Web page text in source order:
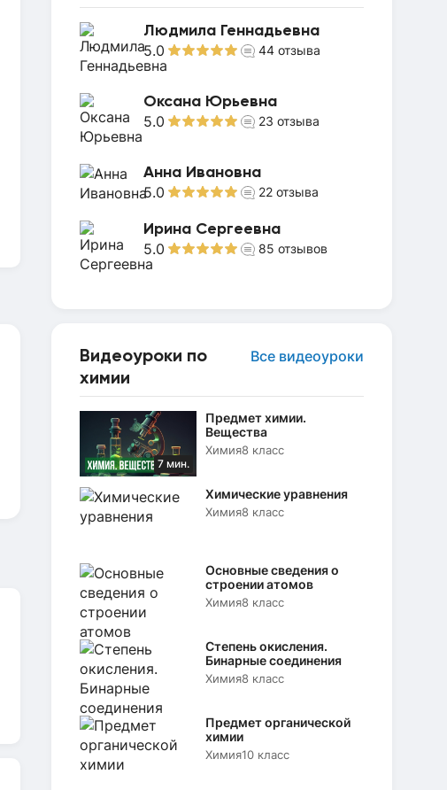
Людмила Геннадьевна
5.0 44 отзыва
Оксана Юрьевна
5.0 23 отзыва
Анна Ивановна
5.0 22 отзыва
Ирина Сергеевна
5.0 85 отзывов
Видеоуроки по
химии
Все видеоуроки
7 мин.
Предмет химии.
Вещества
Химия8 класс
Химические уравнения
Химия8 класс
Основные сведения о
строении атомов
Химия8 класс
Степень окисления.
Бинарные соединения
Химия8 класс
Предмет органической
химии
Химия10 класс